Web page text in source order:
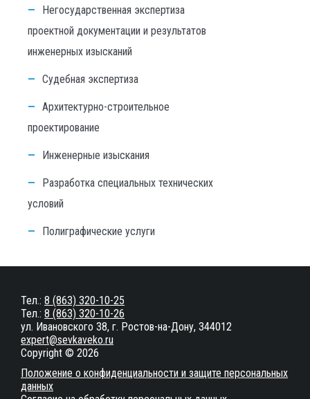
Негосударственная экспертиза
проектной документации и результатов
инженерных изысканий
Судебная экспертиза
Архитектурно-строительное
проектирование
Инженерные изыскания
Разработка специальных технических
условий
Полиграфические услуги
Тел.: 8 (863) 320-10-25
Тел.: 8 (863) 320-10-26
ул. Ивановского 38, г. Ростов-на-Дону, 344012
expert@sevkaveko.ru
Copyright © 2026
Положение о конфиденциальности и защите персональных
данных